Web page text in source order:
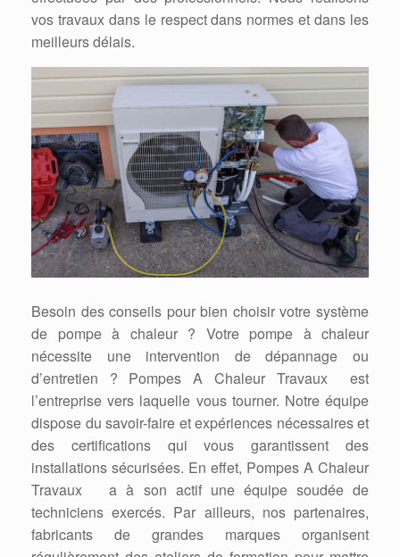
vos travaux dans le respect dans normes et dans les
meilleurs délais.
Besoin des conseils pour bien choisir votre système
de pompe à chaleur ? Votre pompe à chaleur
nécessite une intervention de dépannage ou
d’entretien ? Pompes A Chaleur Travaux est
l’entreprise vers laquelle vous tourner. Notre équipe
dispose du savoir-faire et expériences nécessaires et
des certifications qui vous garantissent des
installations sécurisées. En effet, Pompes A Chaleur
Travaux a à son actif une équipe soudée de
techniciens exercés. Par ailleurs, nos partenaires,
fabricants de grandes marques organisent